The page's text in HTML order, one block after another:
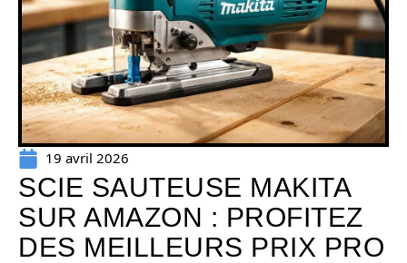
19 avril 2026
SCIE SAUTEUSE MAKITA
SUR AMAZON : PROFITEZ
DES MEILLEURS PRIX PRO